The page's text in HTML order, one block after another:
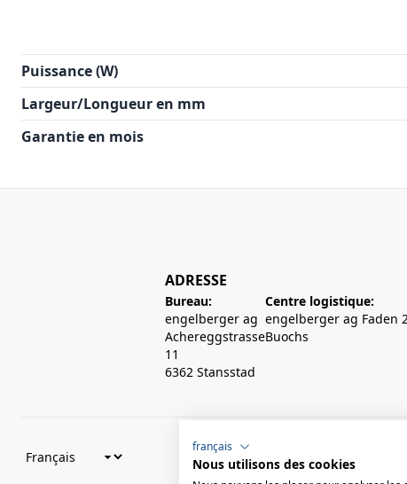
Puissance (W)
Largeur/Longueur en mm
Garantie en mois
ADRESSE
Bureau:
engelberger ag
Achereggstrasse
11
6362 Stansstad
Centre logistique:
engelberger ag Faden
Buochs
français
Nous utilisons des cookies